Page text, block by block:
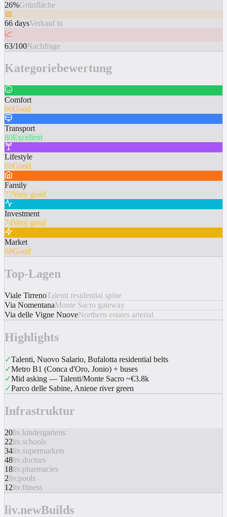
26%Grünfläche
📅
66 daysVerkauf in
📈
63/100Nachfrage
Kategoriebewertung
Comfort
66Good
Transport
80Excellent
Lifestyle
68Good
Family
72Very good
Investment
74Very good
Market
68Good
Top-Lagen
Viale TirrenoTalenti residential spine
Via NomentanaMonte Sacro gateway
Via delle Vigne NuoveNorthern estates arterial
Highlights
✓Talenti, Nuovo Salario, Bufalotta residential belts
✓Metro B1 (Conca d'Oro, Jonio) + buses
✓Mid asking — Talenti/Monte Sacro ~€3.8k
✓Parco delle Sabine, Aniene river green
Infrastruktur
20liv.kindergartens
22liv.schools
34liv.supermarkets
48liv.doctors
18liv.pharmacies
2liv.pools
12liv.fitness
liv.newBuilds